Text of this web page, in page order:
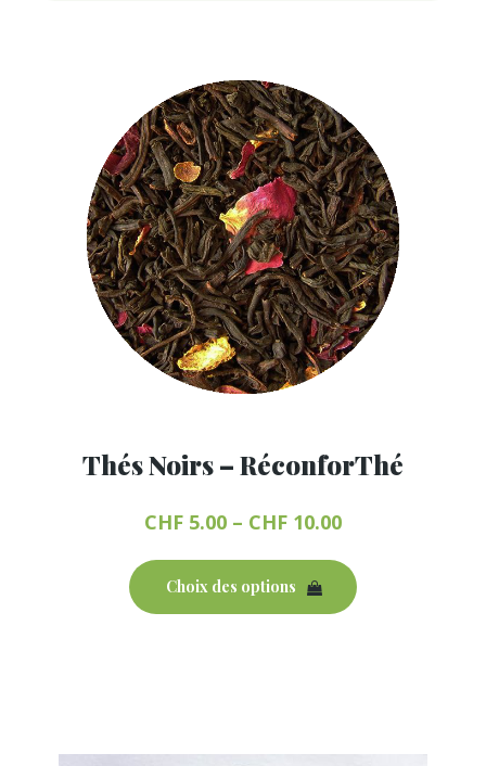
Thés Noirs – RéconforThé
CHF 5.00 – CHF 10.00
Choix des options
être